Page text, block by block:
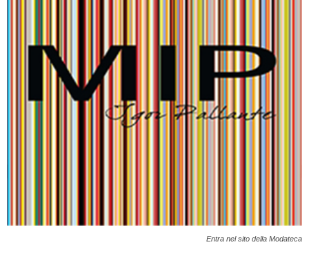
Entra nel sito della Modateca